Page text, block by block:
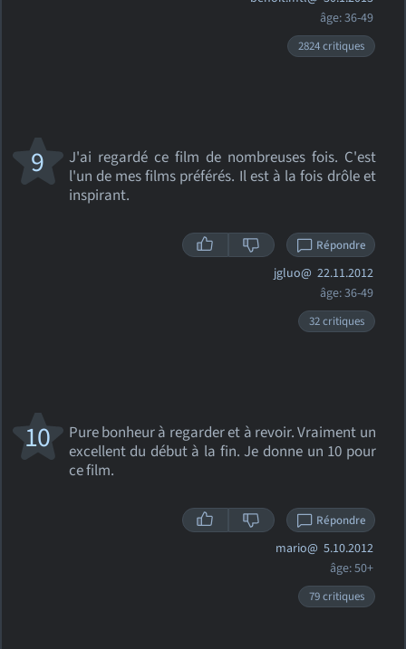
âge: 36-49
2824 critiques
J'ai regardé ce film de nombreuses fois. C'est
l'un de mes films préférés. Il est à la fois drôle et
inspirant.
9
Répondre
jgluo@ 22.11.2012
âge: 36-49
32 critiques
Pure bonheur à regarder et à revoir. Vraiment un
excellent du début à la fin. Je donne un 10 pour
ce film.
10
Répondre
mario@ 5.10.2012
âge: 50+
79 critiques